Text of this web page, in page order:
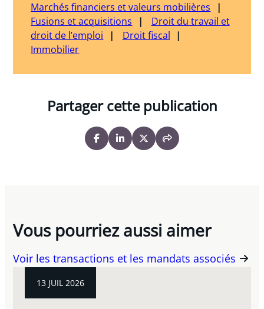
Marchés financiers et valeurs mobilières
Fusions et acquisitions
Droit du travail et
droit de l’emploi
Droit fiscal
Immobilier
Partager cette publication
Vous pourriez aussi aimer
Voir les transactions et les mandats associés
13 JUIL 2026